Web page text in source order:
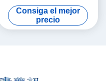
Evaluaciones de riesgo
Pruebas genéticas para el
cáncer
Consiga el mejor
precio